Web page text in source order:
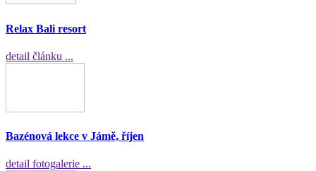
Relax Bali resort
detail článku ...
Bazénová lekce v Jámě, říjen
detail fotogalerie ...